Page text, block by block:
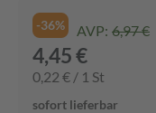
-36% AVP: 6,97 €
4,45 €
0,22 € / 1 St
sofort lieferbar